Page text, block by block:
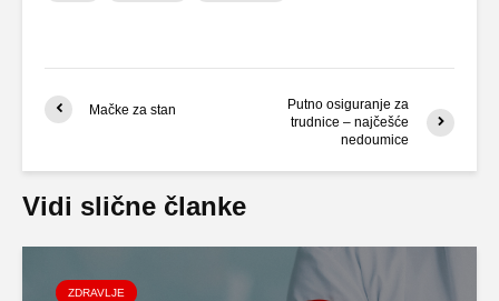
Mačke za stan
Putno osiguranje za
trudnice – najčešće
nedoumice
Vidi slične članke
ZDRAVLJE